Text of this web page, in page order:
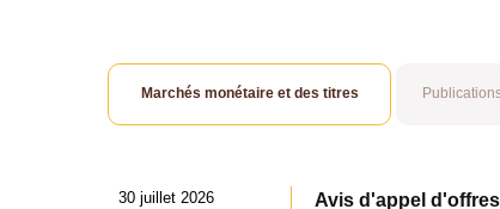
Marchés monétaire et des titres
30 juillet 2026
Avis d'appel